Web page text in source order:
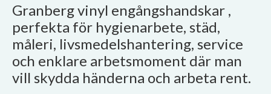
Granberg vinyl engångshandskar ,
perfekta för hygienarbete, städ,
måleri, livsmedelshantering, service
och enklare arbetsmoment där man
vill skydda händerna och arbeta rent.